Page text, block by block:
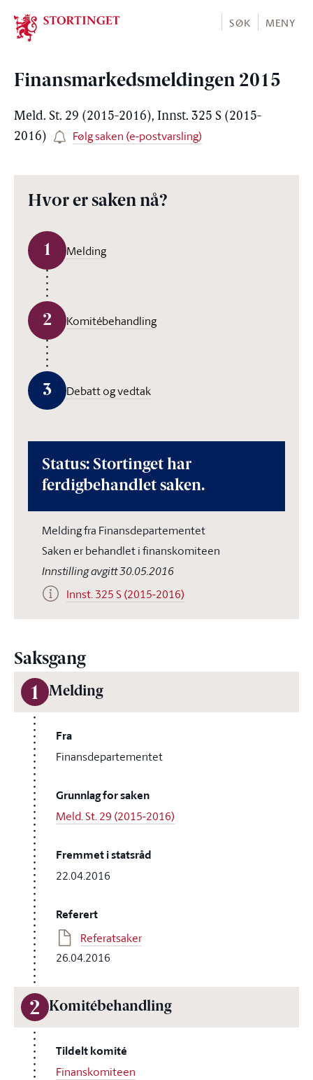
Stortinget.no
SØK MENY
Finansmarkedsmeldingen 2015
Meld. St. 29 (2015-2016), Innst. 325 S (2015-
2016)
Følg saken (e-postvarsling)
Hvor er saken nå?
1 Melding
2 Komitébehandling
3 Debatt og vedtak
Status: Stortinget har
ferdigbehandlet saken.
Melding fra Finansdepartementet
Saken er behandlet i finanskomiteen
Innstilling avgitt 30.05.2016
Innst. 325 S (2015-2016)
Saksgang
1 Melding
Fra
Finansdepartementet
Grunnlag for saken
Meld. St. 29 (2015-2016)
Fremmet i statsråd
22.04.2016
Referert
Referatsaker
26.04.2016
2 Komitébehandling
Tildelt komité
Finanskomiteen